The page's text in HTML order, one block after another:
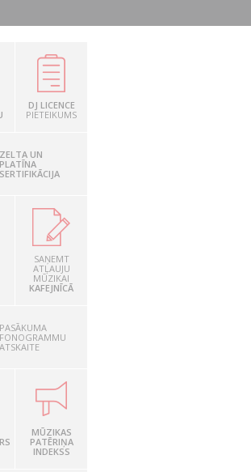
DJ LICENCE
PIETEIKUMS
ZELTA UN
PLATĪNA
SERTIFIKĀCIJA
SAŅEMT
ATĻAUJU
MŪZIKAI
KAFEJNĪCĀ
PASĀKUMA
FONOGRAMMU
ATSKAITE
MŪZIKAS
PATĒRIŅA
INDEKSS